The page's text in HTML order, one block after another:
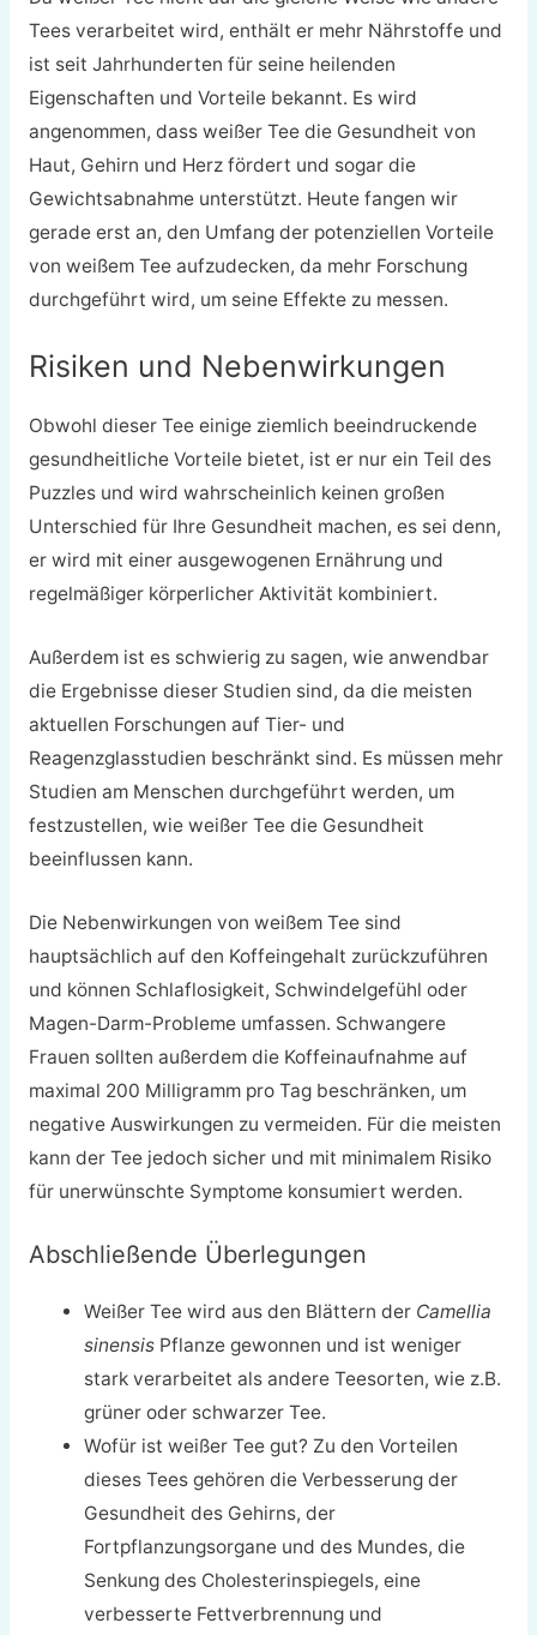
Tees verarbeitet wird, enthält er mehr Nährstoffe und
ist seit Jahrhunderten für seine heilenden
Eigenschaften und Vorteile bekannt. Es wird
angenommen, dass weißer Tee die Gesundheit von
Haut, Gehirn und Herz fördert und sogar die
Gewichtsabnahme unterstützt. Heute fangen wir
gerade erst an, den Umfang der potenziellen Vorteile
von weißem Tee aufzudecken, da mehr Forschung
durchgeführt wird, um seine Effekte zu messen.
Risiken und Nebenwirkungen
Obwohl dieser Tee einige ziemlich beeindruckende
gesundheitliche Vorteile bietet, ist er nur ein Teil des
Puzzles und wird wahrscheinlich keinen großen
Unterschied für Ihre Gesundheit machen, es sei denn,
er wird mit einer ausgewogenen Ernährung und
regelmäßiger körperlicher Aktivität kombiniert.
Außerdem ist es schwierig zu sagen, wie anwendbar
die Ergebnisse dieser Studien sind, da die meisten
aktuellen Forschungen auf Tier- und
Reagenzglasstudien beschränkt sind. Es müssen mehr
Studien am Menschen durchgeführt werden, um
festzustellen, wie weißer Tee die Gesundheit
beeinflussen kann.
Die Nebenwirkungen von weißem Tee sind
hauptsächlich auf den Koffeingehalt zurückzuführen
und können Schlaflosigkeit, Schwindelgefühl oder
Magen-Darm-Probleme umfassen. Schwangere
Frauen sollten außerdem die Koffeinaufnahme auf
maximal 200 Milligramm pro Tag beschränken, um
negative Auswirkungen zu vermeiden. Für die meisten
kann der Tee jedoch sicher und mit minimalem Risiko
für unerwünschte Symptome konsumiert werden.
Abschließende Überlegungen
Weißer Tee wird aus den Blättern der Camellia
sinensis Pflanze gewonnen und ist weniger
stark verarbeitet als andere Teesorten, wie z.B.
grüner oder schwarzer Tee.
Wofür ist weißer Tee gut? Zu den Vorteilen
dieses Tees gehören die Verbesserung der
Gesundheit des Gehirns, der
Fortpflanzungsorgane und des Mundes, die
Senkung des Cholesterinspiegels, eine
verbesserte Fettverbrennung und